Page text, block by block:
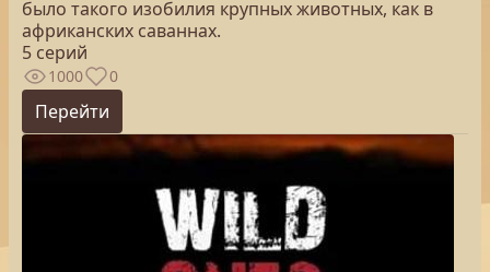
было такого изобилия крупных животных, как в
африканских саваннах.
5 серий
1000 0
Перейти